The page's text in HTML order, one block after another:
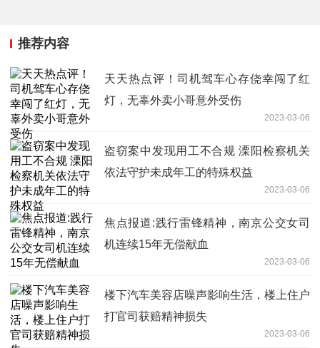
推荐内容
天天热点评！司机驾车心存侥幸闯了红
灯，无辜外卖小哥意外受伤
2023-03-06
盗窃案中发现用工不合规 溧阳检察机关
依法守护未成年工的特殊权益
2023-03-06
焦点报道:践行雷锋精神，南京公交女司
机连续15年无偿献血
2023-03-06
楼下汽车美容店噪声影响生活，楼上住户
打官司获赔精神损失
2023-03-06